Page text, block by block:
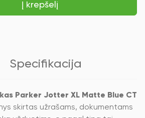
Į krepšelį
Specifikacija
Parker Jotter XL Matte Blue CT
skirtas užrašams, dokumentams